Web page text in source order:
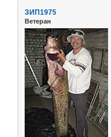
ЗИП1975
Ветеран